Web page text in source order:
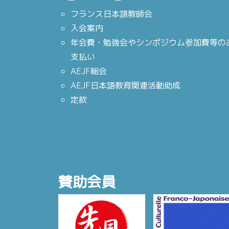
フランス日本語教師会
入会案内
年会費・勉強会やシンポジウム参加費等の
支払い
AEJF総会
AEJF日本語教育関連活動助成
定款
賛助会員